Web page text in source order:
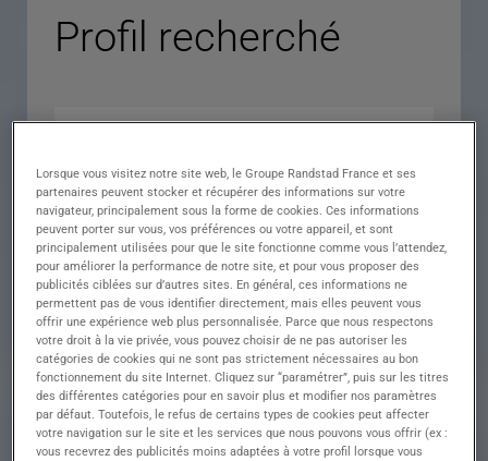
Profil recherché
Expérience
Salaire
Contrat
Ville
()
Référence Annonce n°
Lorsque vous visitez notre site web, le Groupe Randstad France et ses
partenaires peuvent stocker et récupérer des informations sur votre
navigateur, principalement sous la forme de cookies. Ces informations
peuvent porter sur vous, vos préférences ou votre appareil, et sont
principalement utilisées pour que le site fonctionne comme vous l’attendez,
pour améliorer la performance de notre site, et pour vous proposer des
publicités ciblées sur d’autres sites. En général, ces informations ne
permettent pas de vous identifier directement, mais elles peuvent vous
offrir une expérience web plus personnalisée. Parce que nous respectons
votre droit à la vie privée, vous pouvez choisir de ne pas autoriser les
catégories de cookies qui ne sont pas strictement nécessaires au bon
fonctionnement du site Internet. Cliquez sur “paramétrer”, puis sur les titres
des différentes catégories pour en savoir plus et modifier nos paramètres
par défaut. Toutefois, le refus de certains types de cookies peut affecter
votre navigation sur le site et les services que nous pouvons vous offrir (ex :
vous recevrez des publicités moins adaptées à votre profil lorsque vous